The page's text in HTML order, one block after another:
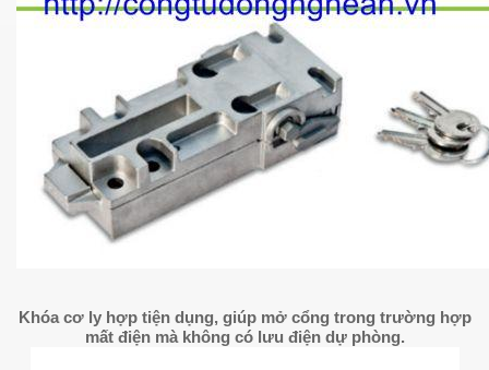
Khóa cơ ly hợp tiện dụng, giúp mở cổng trong trường hợp
mất điện mà không có lưu điện dự phòng.